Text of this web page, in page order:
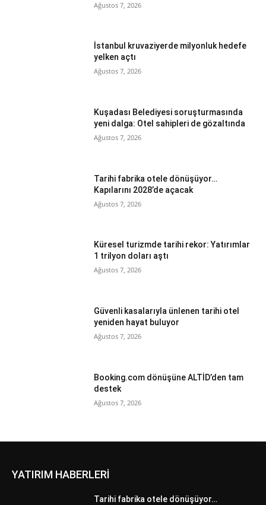
Ağustos 7, 2026
İstanbul kruvaziyerde milyonluk hedefe
yelken açtı
Ağustos 7, 2026
Kuşadası Belediyesi soruşturmasında
yeni dalga: Otel sahipleri de gözaltında
Ağustos 7, 2026
Tarihi fabrika otele dönüşüyor…
Kapılarını 2028’de açacak
Ağustos 7, 2026
Küresel turizmde tarihi rekor: Yatırımlar
1 trilyon doları aştı
Ağustos 7, 2026
Güvenli kasalarıyla ünlenen tarihi otel
yeniden hayat buluyor
Ağustos 7, 2026
Booking.com dönüşüne ALTİD’den tam
destek
Ağustos 7, 2026
YATIRIM HABERLERİ
Tarihi fabrika otele dönüşüyor…